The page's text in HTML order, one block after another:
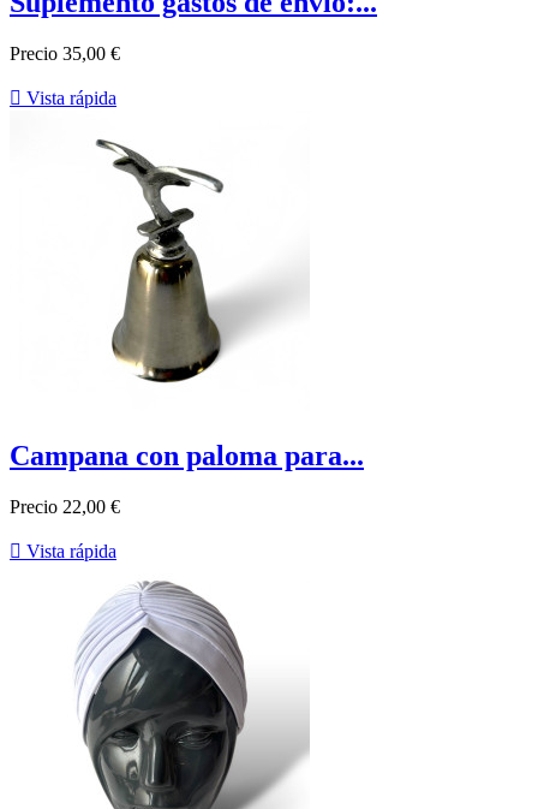
Precio 35,00 €
 Vista rápida
Campana con paloma para...
Precio 22,00 €
 Vista rápida